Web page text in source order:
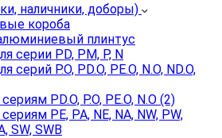
наличники, доборы)
короба
плинтус
серии PD, PM, P, N
серий P.O, PD.O, PE.O, N.O, ND.O,
PD.O, P.O, PE.O, N.O (2)
PE, PA, NE, NA, NW, PW,
SW, SWB